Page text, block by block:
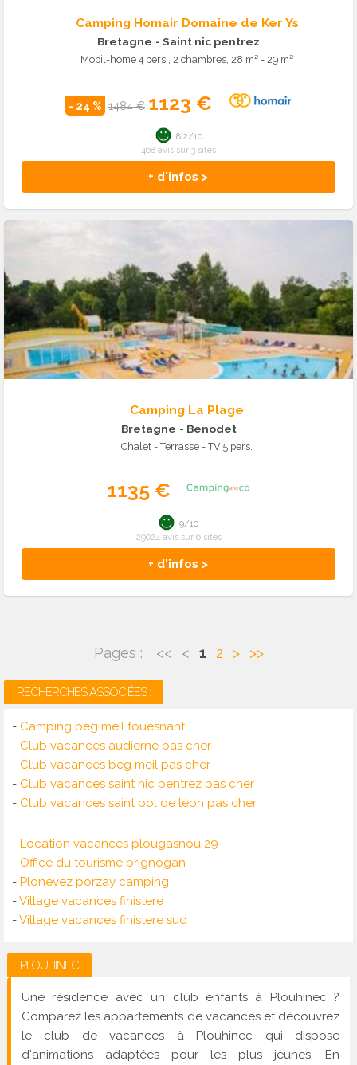
Camping Homair Domaine de Ker Ys
Bretagne - Saint nic pentrez
Mobil-home 4 pers., 2 chambres, 28 m² - 29 m²
- 24 % 1484 € 1123 €
+ d'infos >
8.2/10
468 avis sur 3 sites
Camping La Plage
Bretagne - Benodet
Chalet - Terrasse - TV 5 pers.
1135 €
+ d'infos >
9/10
29024 avis sur 6 sites
Pages : << < 1 2 > >>
RECHERCHES ASSOCIÉES :
- Camping beg meil fouesnant
- Club vacances audierne pas cher
- Club vacances beg meil pas cher
- Club vacances saint nic pentrez pas cher
- Club vacances saint pol de léon pas cher
- Location vacances plougasnou 29
- Office du tourisme brignogan
- Plonevez porzay camping
-Village vacances finistere
-Village vacances finistere sud
PLOUHINEC
Une résidence avec un club enfants à Plouhinec ?
Comparez les appartements de vacances et découvrez
le club de vacances à Plouhinec qui dispose
d'animations adaptées pour les plus jeunes. En